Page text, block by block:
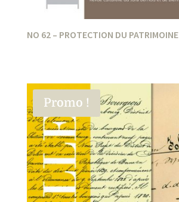
NO 62 – PROTECTION DU PATRIMOINE
Promo !